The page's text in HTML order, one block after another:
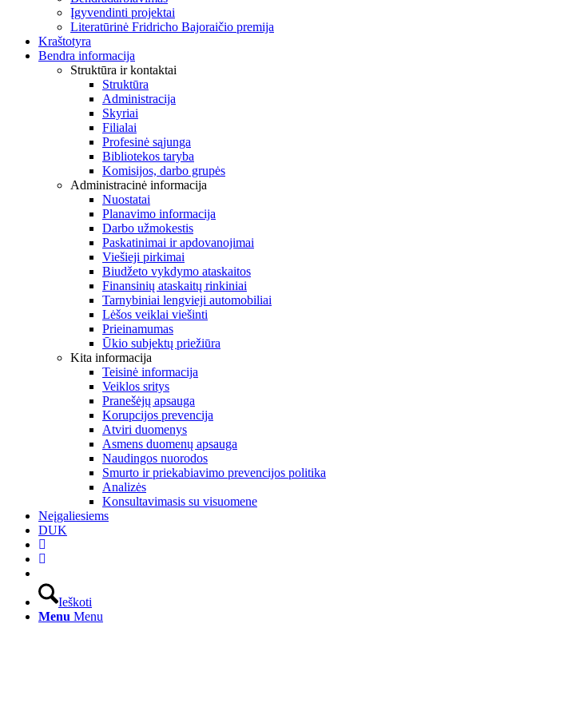
Įgyvendinti projektai
Literatūrinė Fridricho Bajoraičio premija
Kraštotyra
Bendra informacija
Struktūra ir kontaktai
Struktūra
Administracija
Skyriai
Filialai
Profesinė sąjunga
Bibliotekos taryba
Komisijos, darbo grupės
Administracinė informacija
Nuostatai
Planavimo informacija
Darbo užmokestis
Paskatinimai ir apdovanojimai
Viešieji pirkimai
Biudžeto vykdymo ataskaitos
Finansinių ataskaitų rinkiniai
Tarnybiniai lengvieji automobiliai
Lėšos veiklai viešinti
Prieinamumas
Ūkio subjektų priežiūra
Kita informacija
Teisinė informacija
Veiklos sritys
Pranešėjų apsauga
Korupcijos prevencija
Atviri duomenys
Asmens duomenų apsauga
Naudingos nuorodos
Smurto ir priekabiavimo prevencijos politika
Analizės
Konsultavimasis su visuomene
Neįgaliesiems
DUK
Ieškoti
Menu Menu